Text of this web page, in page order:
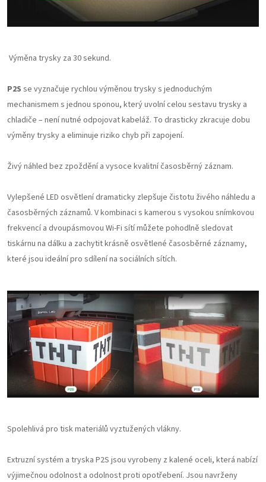
Výměna trysky za 30 sekund.
P2S se vyznačuje rychlou výměnou trysky s jednoduchým
mechanismem s jednou sponou, který uvolní celou sestavu trysky a
chladiče – není nutné odpojovat kabeláž. To drasticky zkracuje dobu
výměny trysky a eliminuje riziko chyb při zapojení.
Živý náhled bez zpoždění a vysoce kvalitní časosběrný záznam.
Vylepšené LED osvětlení dramaticky zlepšuje čistotu živého náhledu a
časosběrných záznamů. V kombinaci s kamerou s vysokou snímkovou
frekvencí a dvoupásmovou Wi-Fi sítí můžete pohodlně sledovat
tiskárnu na dálku a zachytit krásně osvětlené časosběrné záznamy,
které jsou ideální pro sdílení na sociálních sítích.
Spolehlivá pro tisk materiálů vyztužených vlákny.
Extruzní systém a tryska P2S jsou vyrobeny z kalené oceli, která nabízí
výjimečnou odolnost a odolnost proti opotřebení. Jsou navrženy